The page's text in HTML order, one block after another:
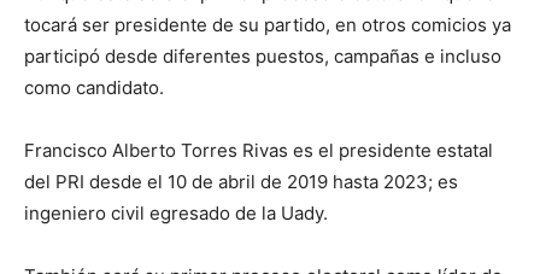
tocará ser presidente de su partido, en otros comicios ya
participó desde diferentes puestos, campañas e incluso
como candidato.
Francisco Alberto Torres Rivas es el presidente estatal
del PRI desde el 10 de abril de 2019 hasta 2023; es
ingeniero civil egresado de la Uady.